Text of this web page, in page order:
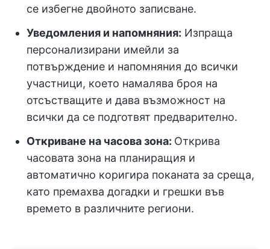
се избегне двойното записване.
Уведомления и напомняния: Изпраща
персонализирани имейли за
потвърждение и напомняния до всички
участници, което намалява броя на
отсъстващите и дава възможност на
всички да се подготвят предварително.
Откриване на часова зона: Открива
часовата зона на планиращия и
автоматично коригира поканата за среща,
като премахва догадки и грешки във
времето в различните региони.